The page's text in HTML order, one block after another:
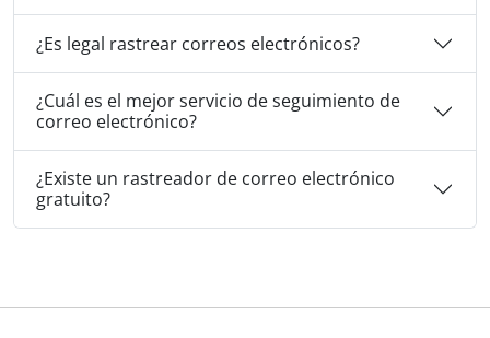
¿Es legal rastrear correos electrónicos?
¿Cuál es el mejor servicio de seguimiento de
correo electrónico?
¿Existe un rastreador de correo electrónico
gratuito?